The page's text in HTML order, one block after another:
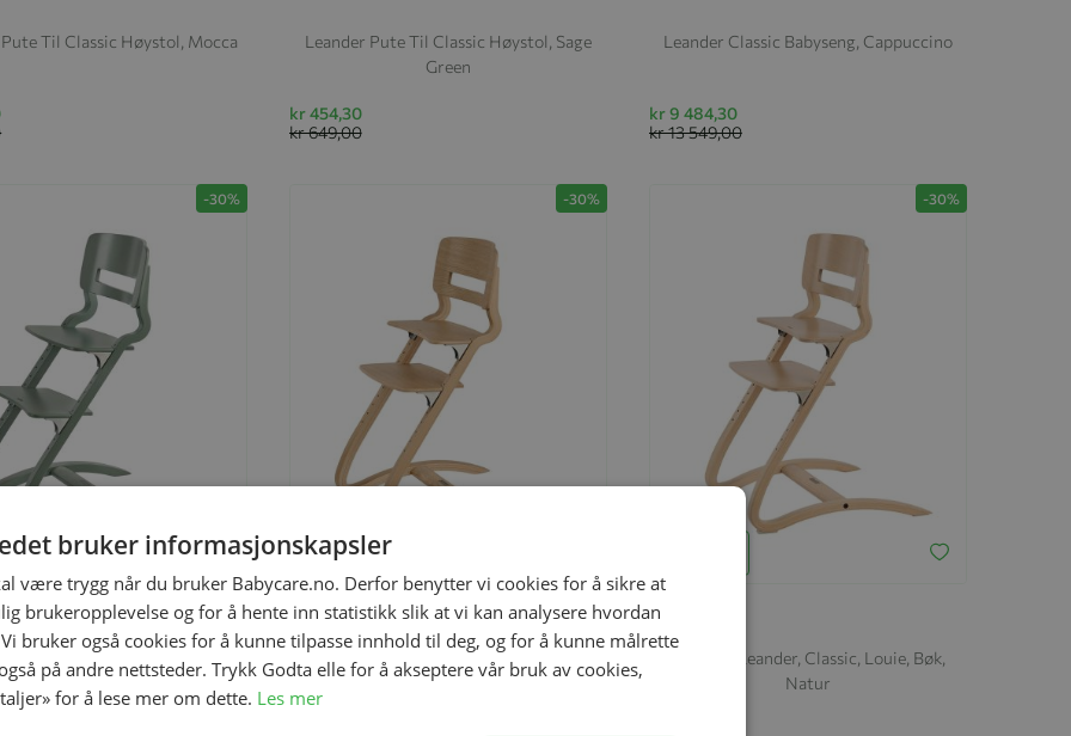
Til Classic Høystol, Mocca
Leander Pute Til Classic Høystol, Sage
Green
kr 454,30
kr 649,00
Leander Classic Babyseng, Cappuccino
kr 9 484,30
kr 13 549,00
-30%
Leander, Classic, Louie, Bøk,
Green
-30%
Legg til
Høystol, Leander, Classic, Louie, Eik, Natur
-30%
Høystol, Leander, Classic, Louie, Bøk,
Natur
bruker informasjonskapsler
være trygg når du bruker Babycare.no. Derfor benytter vi cookies for å sikre at
brukeropplevelse og for å hente inn statistikk slik at vi kan analysere hvordan
bruker også cookies for å kunne tilpasse innhold til deg, og for å kunne målrette
på andre nettsteder. Trykk Godta elle for å akseptere vår bruk av cookies,
for å lese mer om dette. Les mer